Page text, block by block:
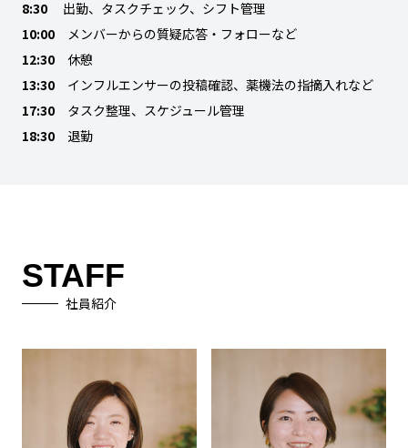
8:30 出勤、タスクチェック、シフト管理
10:00 メンバーからの質疑応答・フォローなど
12:30 休憩
13:30 インフルエンサーの投稿確認、薬機法の指摘入れなど
17:30 タスク整理、スケジュール管理
18:30 退勤
STAFF
社員紹介